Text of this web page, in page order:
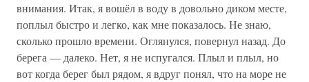
внимания. Итак, я вошёл в воду в довольно диком месте,
поплыл быстро и легко, как мне показалось. Не знаю,
сколько прошло времени. Оглянулся, повернул назад. До
берега — далеко. Нет, я не испугался. Плыл и плыл, но
вот когда берег был рядом, я вдруг понял, что на море не